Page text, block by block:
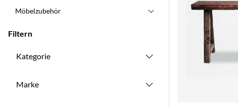
Möbelzubehör
Filtern
Kategorie
Marke